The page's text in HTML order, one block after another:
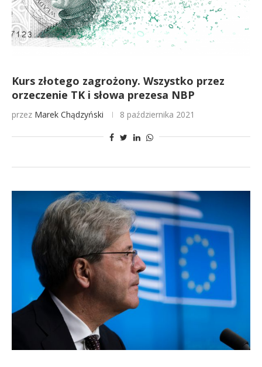
Kurs złotego zagrożony. Wszystko przez
orzeczenie TK i słowa prezesa NBP
przez Marek Chądzyński 8 października 2021